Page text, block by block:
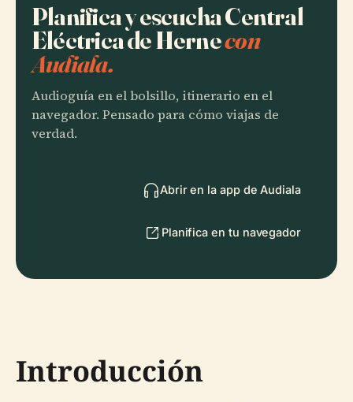
Planifica y escucha Central
Eléctrica de Hernecon
Audiala.
Audioguía en el bolsillo, itinerario en el
navegador. Pensado para cómo viajas de
verdad.
Abrir en la app de Audiala
Planifica en tu navegador
Introducción